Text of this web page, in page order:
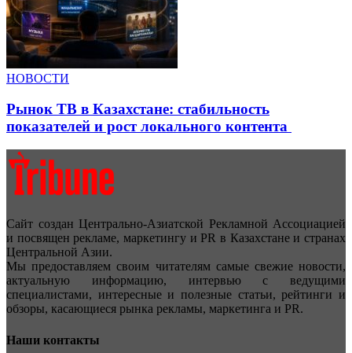
НОВОСТИ
Рынок ТВ в Казахстане: стабильность
показателей и рост локального контента
Сайт создан Центрально-Азиатской Рекламной Ассоциацией
и посвящен рекламе, маркетингу и PR в Казахстане и странах
Центральной Азии.
Мы предоставляем своим читателям самые свежие новости,
актуальную информацию, интервью с ведущими
специалистами, интересные и полезные статьи, рейтинги и
обзоры, касающиеся рынка рекламы, маркетинга и PR.
Наши контакты